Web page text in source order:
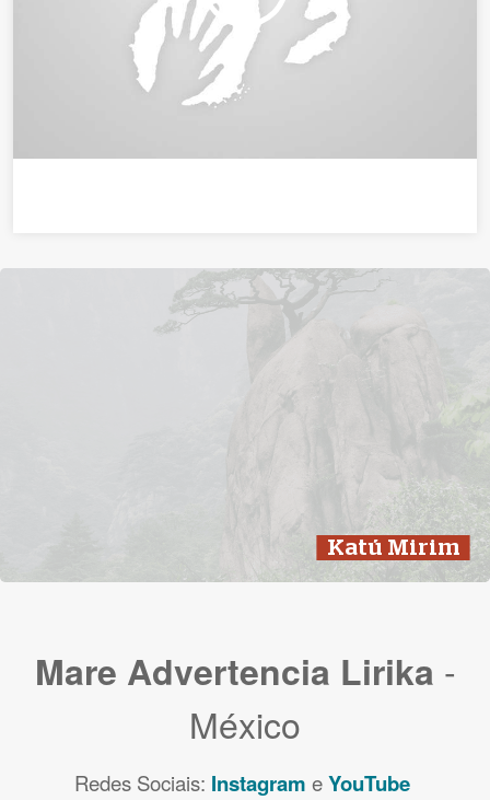
Katú Mirim
Mare Advertencia Lirika -
México
Redes Sociais: Instagram eYouTube